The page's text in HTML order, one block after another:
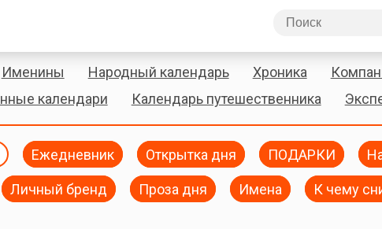
Именины Народный календарь Хроника
календари Календарь путешественника
Ежедневник Открытка дня ПОДАРКИ
Личный бренд Проза дня Имена К чему